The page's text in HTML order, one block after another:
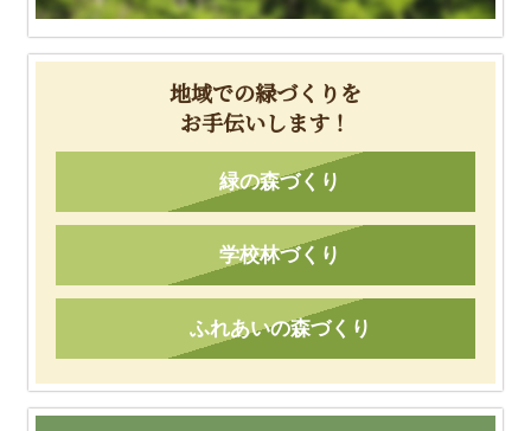
地域での緑づくりを
お手伝いします！
緑の森づくり
学校林づくり
ふれあいの森づくり